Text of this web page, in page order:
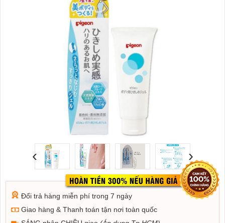
‹ ›
Đổi trả hàng miễn phí trong 7 ngày
Giao hàng & Thanh toán tận nơi toàn quốc